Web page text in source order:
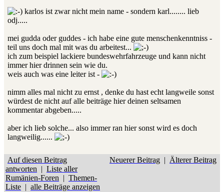
karlos ist zwar nicht mein name - sondern karl........ lieb
odj.....
mei gudda oder guddes - ich habe eine gute menschenkenntniss -
teil uns doch mal mit was du arbeitest...
ich zum beispiel lackiere bundeswehrfahrzeuge und kann nicht
immer hier drinnen sein wie du.
weis auch was eine leiter ist -
nimm alles mal nicht zu ernst , denke du hast echt langweile sonst
würdest de nicht auf alle beiträge hier deinen seltsamen
kommentar abgeben.....
aber ich lieb solche... also immer ran hier sonst wird es doch
langweilig......
Auf diesen Beitrag
antworten | Liste aller
Rumänien-Foren | Themen-
Liste | alle Beiträge anzeigen
Neuerer Beitrag | Älterer Beitrag